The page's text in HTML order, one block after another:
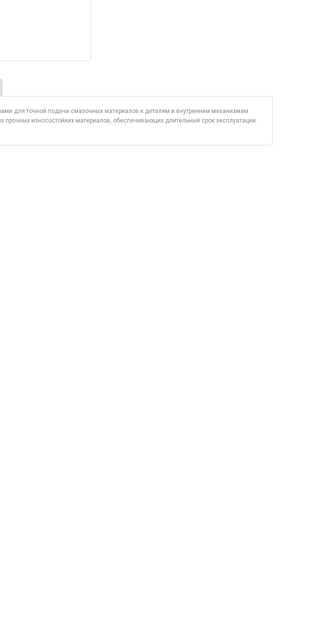
для точной подачи смазочных материалов к деталям и внутренним механизмам
прочных износостойких материалов, обеспечивающих длительный срок эксплуатации.